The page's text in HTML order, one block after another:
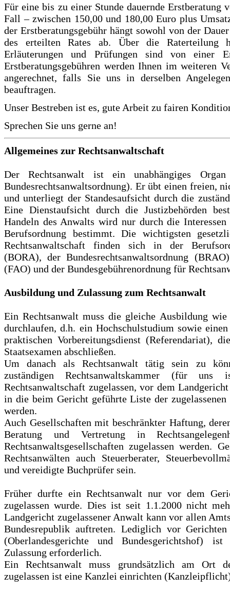
Für eine bis zu einer Stunde dauernde Erstberatung
Fall – zwischen 150,00 und 180,00 Euro plus
der Erstberatungsgebühr hängt sowohl von der
des erteilten Rates ab. Über die Raterteilung
Erläuterungen und Prüfungen sind von einer
Erstberatungsgebühren werden Ihnen im weiteren
angerechnet, falls Sie uns in derselben
beauftragen.
Unser Bestreben ist es, gute Arbeit zu fairen
Sprechen Sie uns gerne an!
Allgemeines zur Rechtsanwaltschaft
Der Rechtsanwalt ist ein unabhängiges
Bundesrechtsanwaltsordnung). Er übt einen freien,
und unterliegt der Standesaufsicht durch die
Eine Dienstaufsicht durch die Justizbehörden
Handeln des Anwalts wird nur durch die Interessen
Berufsordnung bestimmt. Die wichtigsten
Rechtsanwaltschaft finden sich in der
(BORA), der Bundesrechtsanwaltsordnung
(FAO) und der Bundesgebührenordnung für
Ausbildung und Zulassung zum Rechtsanwalt
Ein Rechtsanwalt muss die gleiche Ausbildung wie
durchlaufen, d.h. ein Hochschulstudium sowie
praktischen Vorbereitungsdienst (Referendariat),
Staatsexamen abschließen.
Um danach als Rechtsanwalt tätig sein zu
zuständigen Rechtsanwaltskammer (für
Rechtsanwaltschaft zugelassen, vor dem
in die beim Gericht geführte Liste der zugelassenen
werden.
Auch Gesellschaften mit beschränkter Haftung,
Beratung und Vertretung in
Rechtsanwaltsgesellschaften zugelassen werden.
Rechtsanwälten auch Steuerberater,
und vereidigte Buchprüfer sein.
Früher durfte ein Rechtsanwalt nur vor dem
zugelassen wurde. Dies ist seit 1.1.2000 nicht
Landgericht zugelassener Anwalt kann vor allen
Bundesrepublik auftreten. Lediglich vor Gerichten
(Oberlandesgerichte und Bundesgerichtshof)
Zulassung erforderlich.
Ein Rechtsanwalt muss grundsätzlich am Ort
zugelassen ist eine Kanzlei einrichten